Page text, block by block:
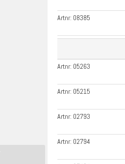
Artnr: 08385
Artnr: 05263
Artnr: 05215
Artnr: 02793
Artnr: 02794